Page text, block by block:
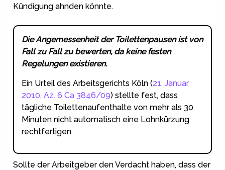
Kündigung ahnden könnte.
Die Angemessenheit der Toilettenpausen ist von
Fall zu Fall zu bewerten, da keine festen
Regelungen existieren.
Ein Urteil des Arbeitsgerichts Köln (21. Januar
2010, Az. 6 Ca 3846/09) stellte fest, dass
tägliche Toilettenaufenthalte von mehr als 30
Minuten nicht automatisch eine Lohnkürzung
rechtfertigen.
Sollte der Arbeitgeber den Verdacht haben, dass der